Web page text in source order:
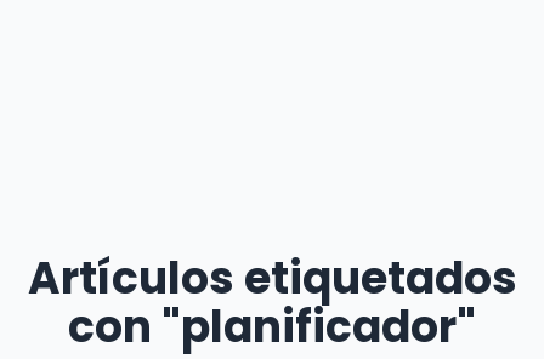
Artículos etiquetados
con "planificador"